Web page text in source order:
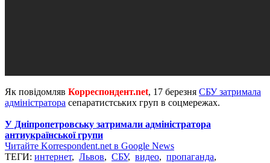
Як повідомляв Корреспондент.net, 17 березня СБУ затримала
адміністратора сепаратистських груп в соцмережах.
У Дніпропетровську затримали адміністратора
антиукраїнської групи
Читайте Korrespondent.net в Google News
ТЕГИ: интернет, Львов, СБУ, видео, пропаганда,